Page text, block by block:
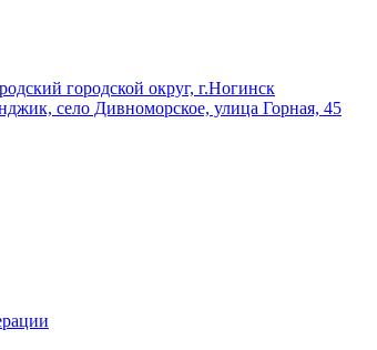
городской округ, г.Ногинск
село Дивноморское, улица Горная, 45